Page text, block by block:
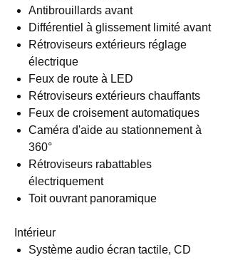
Antibrouillards avant
Différentiel à glissement limité avant
Rétroviseurs extérieurs réglage
électrique
Feux de route à LED
Rétroviseurs extérieurs chauffants
Feux de croisement automatiques
Caméra d'aide au stationnement à
360°
Rétroviseurs rabattables
électriquement
Toit ouvrant panoramique
Intérieur
Système audio écran tactile, CD